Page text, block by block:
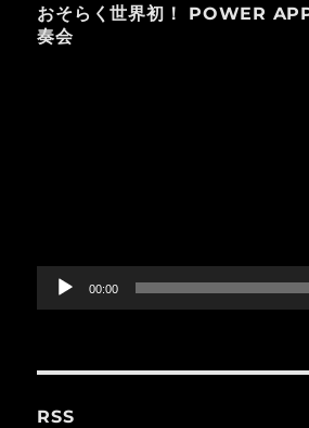
おそらく世界初！ POWER
奏会
ー
00:00
RSS